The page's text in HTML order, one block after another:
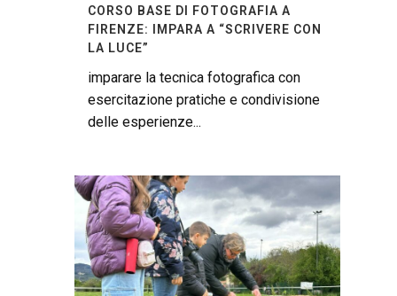
CORSO BASE DI FOTOGRAFIA A
FIRENZE: IMPARA A “SCRIVERE CON
LA LUCE”
imparare la tecnica fotografica con
esercitazione pratiche e condivisione
delle esperienze...